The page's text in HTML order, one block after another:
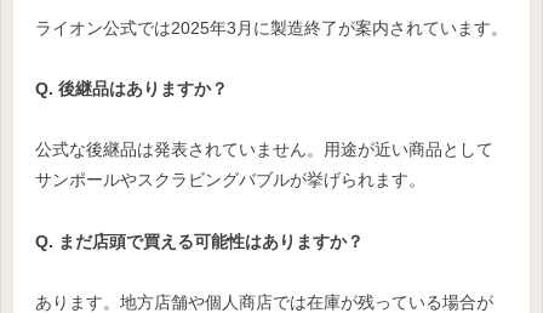
ライオン公式では2025年3月に製造終了が案内されています。
Q. 後継品はありますか？
公式な後継品は発表されていません。用途が近い商品として
サンポールやスクラビングバブルが挙げられます。
Q. まだ店頭で買える可能性はありますか？
あります。地方店舗や個人商店では在庫が残っている場合が